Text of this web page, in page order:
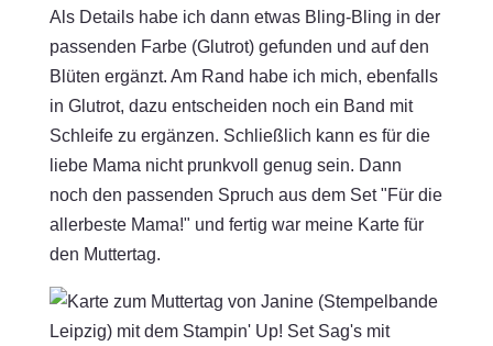
Als Details habe ich dann etwas Bling-Bling in der
passenden Farbe (Glutrot) gefunden und auf den
Blüten ergänzt. Am Rand habe ich mich, ebenfalls
in Glutrot, dazu entscheiden noch ein Band mit
Schleife zu ergänzen. Schließlich kann es für die
liebe Mama nicht prunkvoll genug sein. Dann
noch den passenden Spruch aus dem Set "Für die
allerbeste Mama!" und fertig war meine Karte für
den Muttertag.